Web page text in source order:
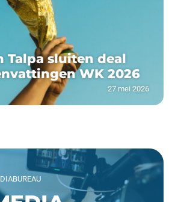
Talpa sluiten deal
WK 2026
27 mei 2026